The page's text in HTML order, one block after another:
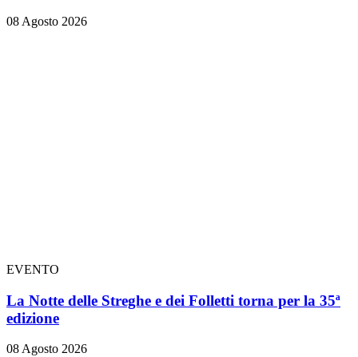
08 Agosto 2026
EVENTO
La Notte delle Streghe e dei Folletti torna per la 35ª
edizione
08 Agosto 2026